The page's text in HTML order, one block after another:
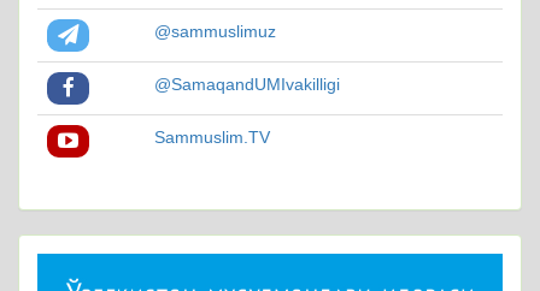
@sammuslimuz
@SamaqandUMIvakilligi
Sammuslim.TV